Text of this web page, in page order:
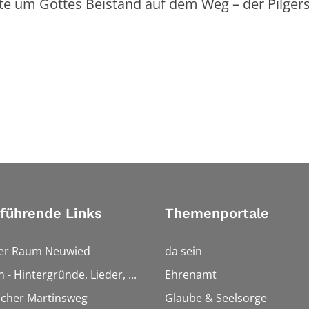
um Gottes Beistand auf dem Weg – der
Links
Raum Neuwied
- Hintergründe, Lieder, ...
Martinsweg
Themenportale
da sein
Ehrenamt
Glaube & Seelsorge